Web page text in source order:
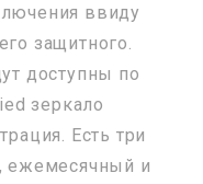
ввиду
защитного.
доступны по
зеркало
Есть три
ежемесячный и